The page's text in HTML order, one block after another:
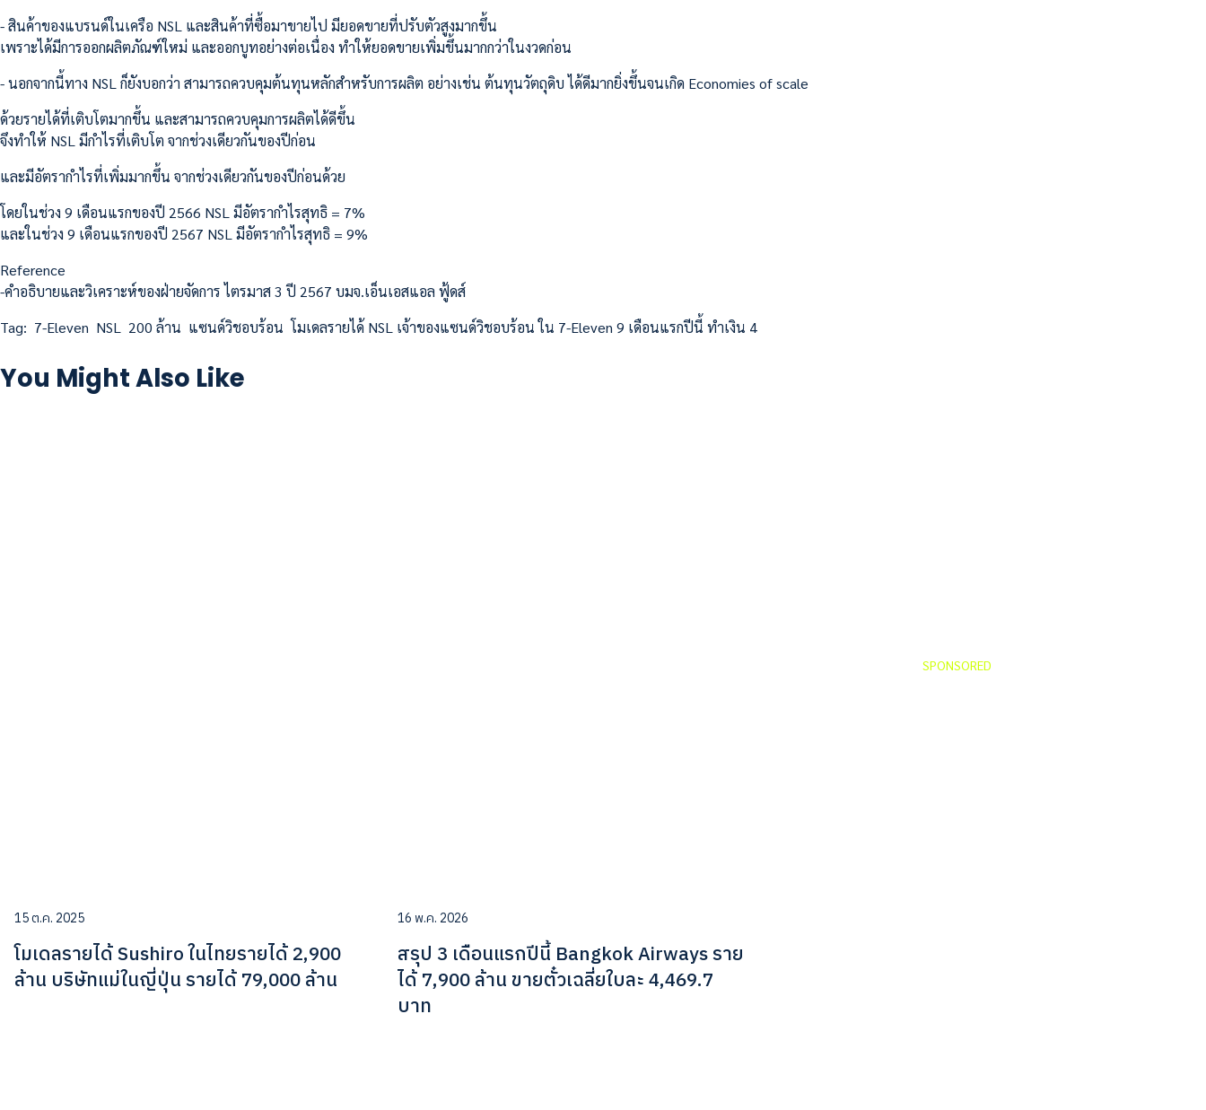
- สินค้าของแบรนด์ในเครือ NSL และสินค้าที่ซื้อมาขายไป มียอดขายที่ปรับตัวสูงมากขึ้น
เพราะได้มีการออกผลิตภัณฑ์ใหม่ และออกบูทอย่างต่อเนื่อง ทำให้ยอดขายเพิ่มขึ้นมากกว่าในงวดก่อน
- นอกจากนี้ทาง NSL ก็ยังบอกว่า สามารถควบคุมต้นทุนหลักสำหรับการผลิต อย่างเช่น ต้นทุนวัตถุดิบ ได้ดีมากยิ่งขึ้นจนเกิด Economies of scale
ด้วยรายได้ที่เติบโตมากขึ้น และสามารถควบคุมการผลิตได้ดีขึ้น
จึงทำให้ NSL มีกำไรที่เติบโต จากช่วงเดียวกันของปีก่อน
และมีอัตรากำไรที่เพิ่มมากขึ้น จากช่วงเดียวกันของปีก่อนด้วย
โดยในช่วง 9 เดือนแรกของปี 2566 NSL มีอัตรากำไรสุทธิ = 7%
และในช่วง 9 เดือนแรกของปี 2567 NSL มีอัตรากำไรสุทธิ = 9%
Reference
-คำอธิบายและวิเคราะห์ของฝ่ายจัดการ ไตรมาส 3 ปี 2567 บมจ.เอ็นเอสแอล ฟู้ดส์
Tag: 7-Eleven NSL 200 ล้าน แซนด์วิชอบร้อน โมเดลรายได้ NSL เจ้าของแซนด์วิชอบร้อน ใน 7-Eleven 9 เดือนแรกปีนี้ ทำเงิน 4
You Might Also Like
15 ต.ค. 2025
โมเดลรายได้ Sushiro ในไทยรายได้ 2,900
ล้าน บริษัทแม่ในญี่ปุ่น รายได้ 79,000 ล้าน
16 พ.ค. 2026
สรุป 3 เดือนแรกปีนี้ Bangkok Airways ราย
ได้ 7,900 ล้าน ขายตั๋วเฉลี่ยใบละ 4,469.7
บาท
SPONSORED